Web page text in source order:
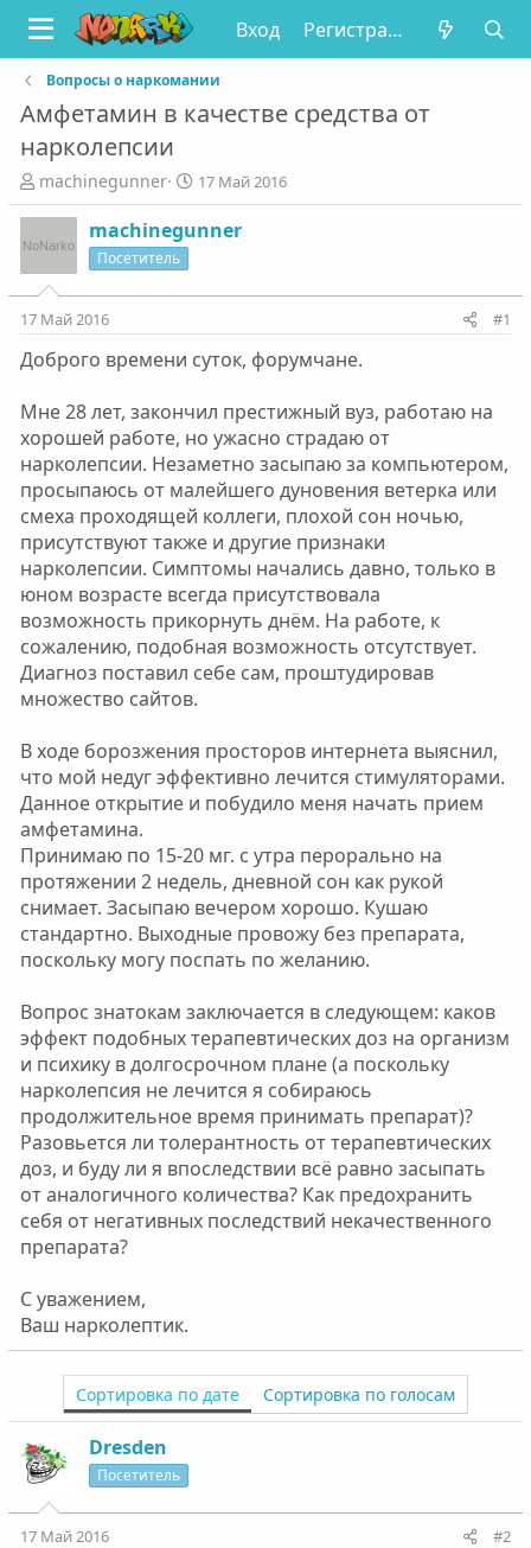
Вход Регистрация
Вопросы о наркомании
Амфетамин в качестве средства от
нарколепсии
А
в
т
о
р
т
е
ы
machinegunner
Д
а
т
а
л
17 Май 2016
machinegunner
Посетитель
17 Май 2016 #1
Доброго времени суток, форумчане.
Мне 28 лет, закончил престижный вуз, работаю на
хорошей работе, но ужасно страдаю от
нарколепсии. Незаметно засыпаю за компьютером,
просыпаюсь от малейшего дуновения ветерка или
смеха проходящей коллеги, плохой сон ночью,
присутствуют также и другие признаки
нарколепсии. Симптомы начались давно, только в
юном возрасте всегда присутствовала
возможность прикорнуть днём. На работе, к
сожалению, подобная возможность отсутствует.
Диагноз поставил себе сам, проштудировав
множество сайтов.
В ходе борозжения просторов интернета выяснил,
что мой недуг эффективно лечится стимуляторами.
Данное открытие и побудило меня начать прием
амфетамина.
Принимаю по 15-20 мг. с утра перорально на
протяжении 2 недель, дневной сон как рукой
снимает. Засыпаю вечером хорошо. Кушаю
стандартно. Выходные провожу без препарата,
поскольку могу поспать по желанию.
Вопрос знатокам заключается в следующем: каков
эффект подобных терапевтических доз на организм
и психику в долгосрочном плане (а поскольку
нарколепсия не лечится я собираюсь
продолжительное время принимать препарат)?
Разовьется ли толерантность от терапевтических
доз, и буду ли я впоследствии всё равно засыпать
от аналогичного количества? Как предохранить
себя от негативных последствий некачественного
препарата?
С уважением,
Ваш нарколептик.
Сортировка по дате Сортировка по голосам
Dresden
Посетитель
17 Май 2016 #2